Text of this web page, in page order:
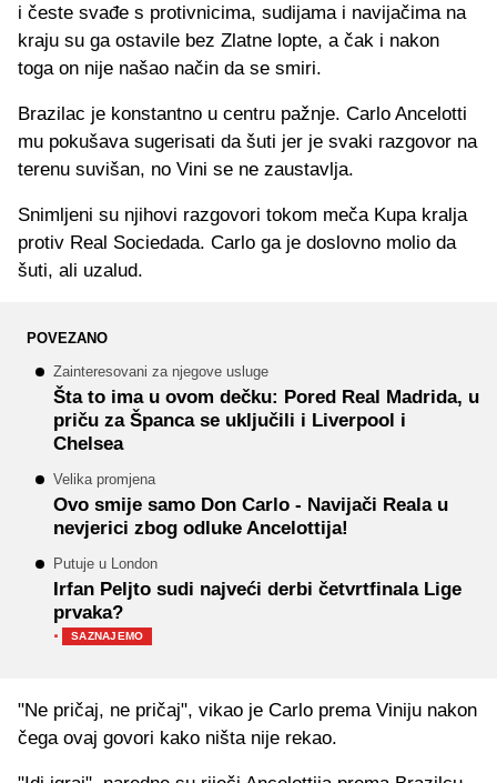
i česte svađe s protivnicima, sudijama i navijačima na
kraju su ga ostavile bez Zlatne lopte, a čak i nakon
toga on nije našao način da se smiri.
Brazilac je konstantno u centru pažnje. Carlo Ancelotti
mu pokušava sugerisati da šuti jer je svaki razgovor na
terenu suvišan, no Vini se ne zaustavlja.
Snimljeni su njihovi razgovori tokom meča Kupa kralja
protiv Real Sociedada. Carlo ga je doslovno molio da
šuti, ali uzalud.
POVEZANO
Zainteresovani za njegove usluge
Šta to ima u ovom dečku: Pored Real Madrida, u
priču za Španca se uključili i Liverpool i
Chelsea
Velika promjena
Ovo smije samo Don Carlo - Navijači Reala u
nevjerici zbog odluke Ancelottija!
Putuje u London
Irfan Peljto sudi najveći derbi četvrtfinala Lige
prvaka?
· SAZNAJEMO
"Ne pričaj, ne pričaj", vikao je Carlo prema Viniju nakon
čega ovaj govori kako ništa nije rekao.